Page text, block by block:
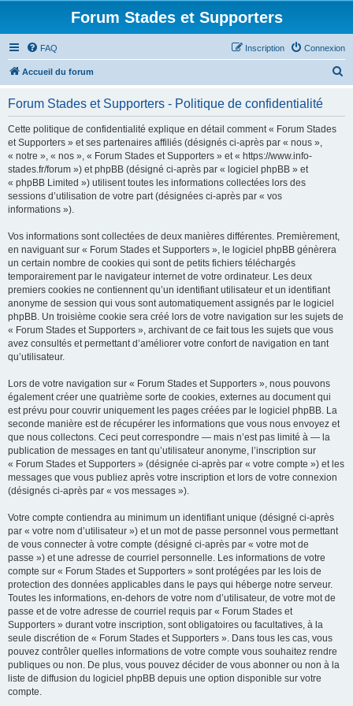
Forum Stades et Supporters
FAQ Connexion
Inscription
Accueil du forum
Forum Stades et Supporters - Politique de confidentialité
Cette politique de confidentialité explique en détail comment « Forum Stades
et Supporters » et ses partenaires affiliés (désignés ci-après par « nous »,
« notre », « nos », « Forum Stades et Supporters » et « https://www.info-
stades.fr/forum ») et phpBB (désigné ci-après par « logiciel phpBB » et
« phpBB Limited ») utilisent toutes les informations collectées lors des
sessions d’utilisation de votre part (désignées ci-après par « vos
informations »).
Vos informations sont collectées de deux manières différentes. Premièrement,
en naviguant sur « Forum Stades et Supporters », le logiciel phpBB génèrera
un certain nombre de cookies qui sont de petits fichiers téléchargés
temporairement par le navigateur internet de votre ordinateur. Les deux
premiers cookies ne contiennent qu’un identifiant utilisateur et un identifiant
anonyme de session qui vous sont automatiquement assignés par le logiciel
phpBB. Un troisième cookie sera créé lors de votre navigation sur les sujets de
« Forum Stades et Supporters », archivant de ce fait tous les sujets que vous
avez consultés et permettant d’améliorer votre confort de navigation en tant
qu’utilisateur.
Lors de votre navigation sur « Forum Stades et Supporters », nous pouvons
également créer une quatrième sorte de cookies, externes au document qui
est prévu pour couvrir uniquement les pages créées par le logiciel phpBB. La
seconde manière est de récupérer les informations que vous nous envoyez et
que nous collectons. Ceci peut correspondre — mais n’est pas limité à — la
publication de messages en tant qu’utilisateur anonyme, l’inscription sur
« Forum Stades et Supporters » (désignée ci-après par « votre compte ») et les
messages que vous publiez après votre inscription et lors de votre connexion
(désignés ci-après par « vos messages »).
Votre compte contiendra au minimum un identifiant unique (désigné ci-après
par « votre nom d’utilisateur ») et un mot de passe personnel vous permettant
de vous connecter à votre compte (désigné ci-après par « votre mot de
passe ») et une adresse de courriel personnelle. Les informations de votre
compte sur « Forum Stades et Supporters » sont protégées par les lois de
protection des données applicables dans le pays qui héberge notre serveur.
Toutes les informations, en-dehors de votre nom d’utilisateur, de votre mot de
passe et de votre adresse de courriel requis par « Forum Stades et
Supporters » durant votre inscription, sont obligatoires ou facultatives, à la
seule discrétion de « Forum Stades et Supporters ». Dans tous les cas, vous
pouvez contrôler quelles informations de votre compte vous souhaitez rendre
publiques ou non. De plus, vous pouvez décider de vous abonner ou non à la
liste de diffusion du logiciel phpBB depuis une option disponible sur votre
compte.